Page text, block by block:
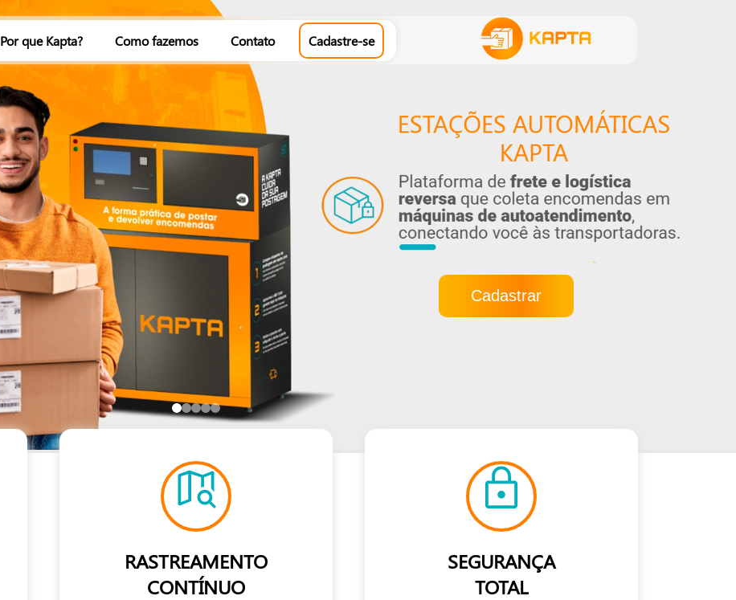
Por que Kapta? Como fazemos Contato Cadastre-se
Cadastrar
RASTREAMENTO
CONTÍNUO
SEGURANÇA
TOTAL